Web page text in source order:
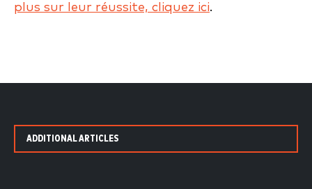
plus sur leur réussite, cliquez ici.
ADDITIONAL ARTICLES